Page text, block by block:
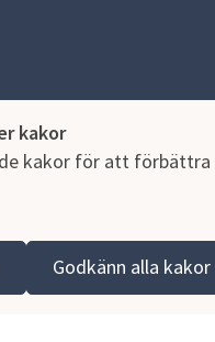
kakor
kakor för att
Godkänn alla kakor
Miljö, hälsoskydd och